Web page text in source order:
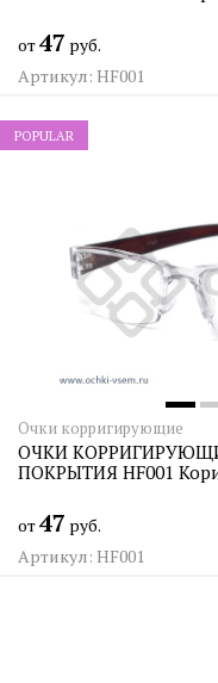
от47 руб.
Артикул: HF001
POPULAR
Очки корригирующие
ОЧКИ КОРРИГИРУЮЩИЕ
ПОКРЫТИЯ HF001
от47 руб.
Артикул: HF001